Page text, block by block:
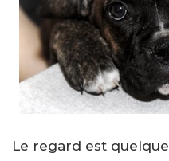
Le regard est